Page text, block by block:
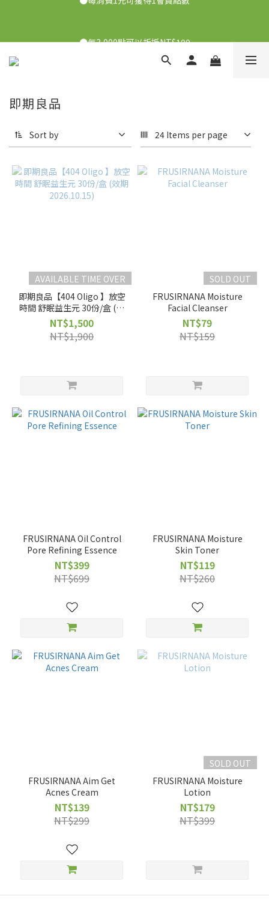
●每3,000點可以折抵NT$100
即期良品
Sort by 24 Items per page
AVAILABLE TIME OVER
即期良品【404 Oligo 】放空
時間 舒眠益生元 30份/盒 (效
期2026.10.15)
NT$1,500
NT$1,900
SOLD OUT
FRUSIRNANA Moisture
Facial Cleanser
NT$79
NT$159
FRUSIRNANA Oil Control
Pore Refining Essence
NT$399
NT$699
FRUSIRNANA Moisture
Skin Toner
NT$119
NT$260
FRUSIRNANA Aim Get
Acnes Cream
NT$139
NT$299
SOLD OUT
FRUSIRNANA Moisture
Lotion
NT$179
NT$399